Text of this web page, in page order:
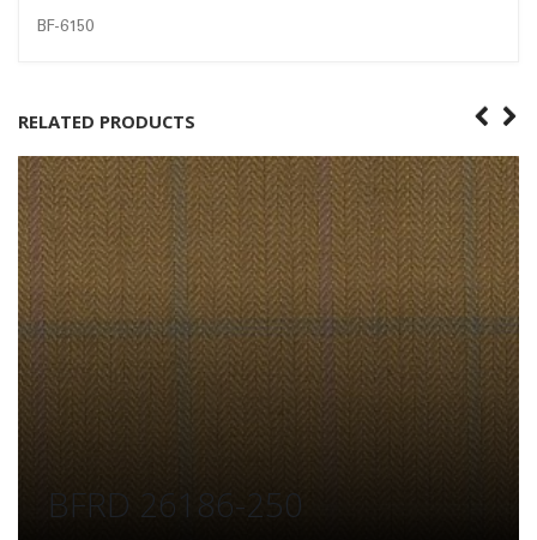
BF-6150
RELATED PRODUCTS
BFRD 26186-250